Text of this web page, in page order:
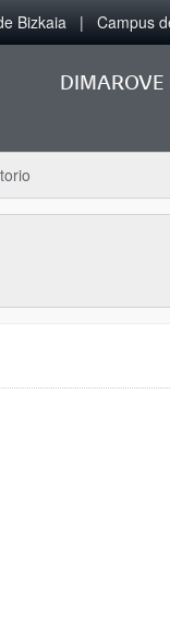
Bizkaia Campus